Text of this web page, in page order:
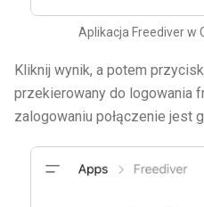
Aplikacja Freediver w
Kliknij wynik, a potem przycisk
przekierowany do logowania
zalogowaniu połączenie jest